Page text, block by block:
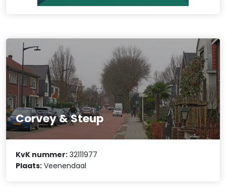
Corvey & Steup
KvK nummer: 32111977
Plaats: Veenendaal